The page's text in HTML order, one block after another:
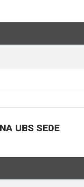
UBS SEDE